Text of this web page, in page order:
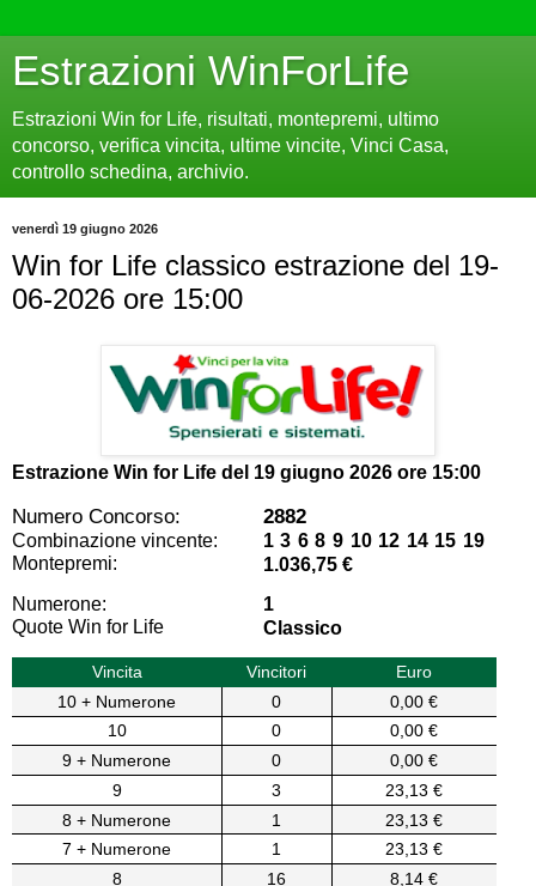
Estrazioni WinForLife
Estrazioni Win for Life, risultati, montepremi, ultimo
concorso, verifica vincita, ultime vincite, Vinci Casa,
controllo schedina, archivio.
venerdì 19 giugno 2026
Win for Life classico estrazione del 19-
06-2026 ore 15:00
Estrazione Win for Life del 19 giugno 2026 ore 15:00
Numero Concorso: 2882
Combinazione vincente:
1 3 6 8 9 10 12 14 15 19
Montepremi:
1.036,75 €
Numerone:
1
Quote Win for Life
Classico
Vincita Vincitori
Euro
10 + Numerone
0
0,00 €
10
0
0,00 €
9 + Numerone
0
0,00 €
9
3
23,13 €
8 + Numerone
1
23,13 €
7 + Numerone
1
23,13 €
8
16
8,14 €